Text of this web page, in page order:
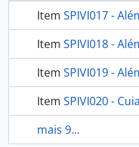
Item SPIVI017 -
Item SPIVI018 -
Item SPIVI019 -
Item SPIVI020 -
mais 9...